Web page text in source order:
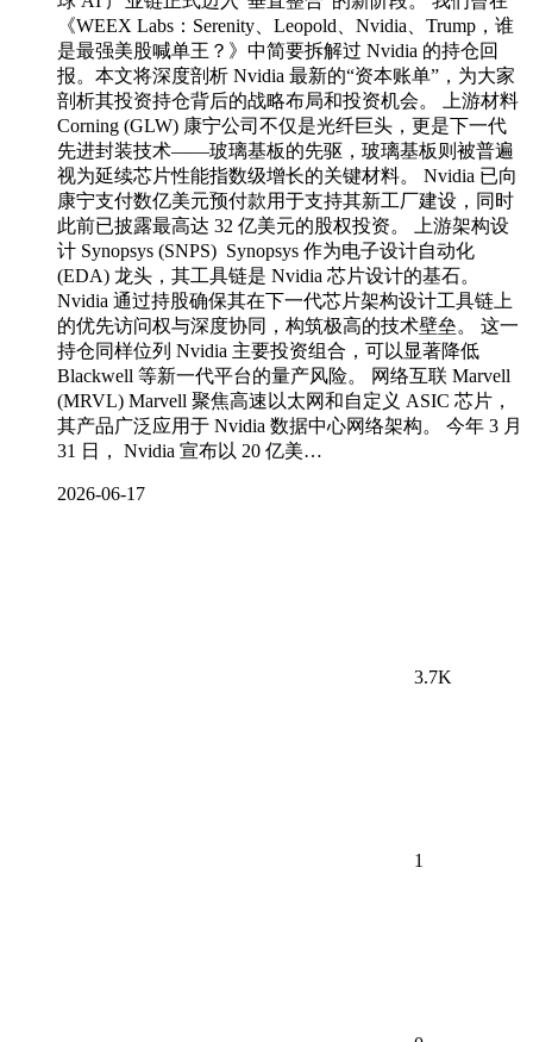
《WEEX Labs：Serenity、Leopold、Nvidia、Trump，谁
是最强美股喊单王？》中简要拆解过 Nvidia 的持仓回
报。本文将深度剖析 Nvidia 最新的“资本账单”，为大家
剖析其投资持仓背后的战略布局和投资机会。 上游材料
Corning (GLW) 康宁公司不仅是光纤巨头，更是下一代
先进封装技术——玻璃基板的先驱，玻璃基板则被普遍
视为延续芯片性能指数级增长的关键材料。 Nvidia 已向
康宁支付数亿美元预付款用于支持其新工厂建设，同时
此前已披露最高达 32 亿美元的股权投资。 上游架构设
计 Synopsys (SNPS) Synopsys 作为电子设计自动化
(EDA) 龙头，其工具链是 Nvidia 芯片设计的基石。
Nvidia 通过持股确保其在下一代芯片架构设计工具链上
的优先访问权与深度协同，构筑极高的技术壁垒。 这一
持仓同样位列 Nvidia 主要投资组合，可以显著降低
Blackwell 等新一代平台的量产风险。 网络互联 Marvell
(MRVL) Marvell 聚焦高速以太网和自定义 ASIC 芯片，
其产品广泛应用于 Nvidia 数据中心网络架构。 今年 3 月
31 日， Nvidia 宣布以 20 亿美…
2026-06-17
3.7K
1